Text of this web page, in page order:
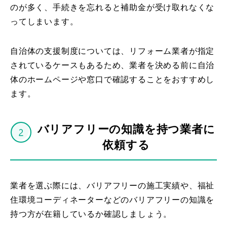
のが多く、手続きを忘れると補助金が受け取れなくな
ってしまいます。
自治体の支援制度については、リフォーム業者が指定
されているケースもあるため、業者を決める前に自治
体のホームページや窓口で確認することをおすすめし
ます。
バリアフリーの知識を持つ業者に
依頼する
業者を選ぶ際には、バリアフリーの施工実績や、福祉
住環境コーディネーターなどのバリアフリーの知識を
持つ方が在籍しているか確認しましょう。